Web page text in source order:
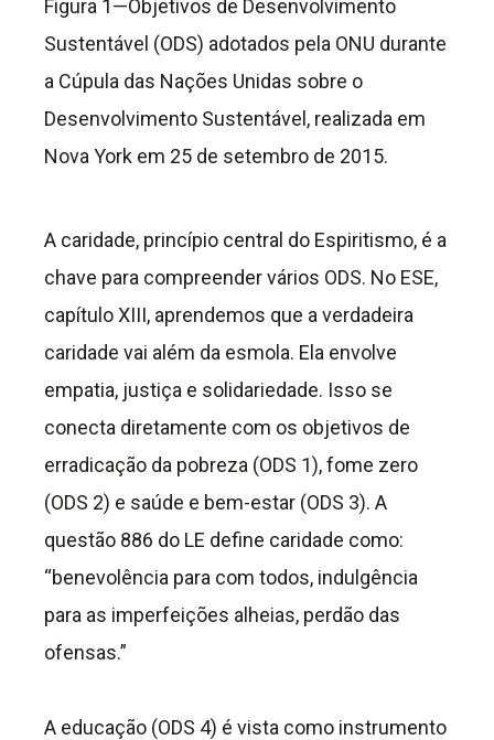
Figura 1—Objetivos de Desenvolvimento
Sustentável (ODS) adotados pela ONU durante
a Cúpula das Nações Unidas sobre o
Desenvolvimento Sustentável, realizada em
Nova York em 25 de setembro de 2015.
A caridade, princípio central do Espiritismo, é a
chave para compreender vários ODS. No ESE,
capítulo XIII, aprendemos que a verdadeira
caridade vai além da esmola. Ela envolve
empatia, justiça e solidariedade. Isso se
conecta diretamente com os objetivos de
erradicação da pobreza (ODS 1), fome zero
(ODS 2) e saúde e bem-estar (ODS 3). A
questão 886 do LE define caridade como:
“benevolência para com todos, indulgência
para as imperfeições alheias, perdão das
ofensas.”
A educação (ODS 4) é vista como instrumento